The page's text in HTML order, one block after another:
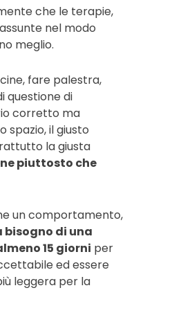
che le terapie,
nel modo
meglio.
fare palestra,
questione di
corretto ma
spazio, il giusto
la giusta
piuttosto che
un comportamento,
bisogno di una
15 giorni per
ed essere
leggera per la